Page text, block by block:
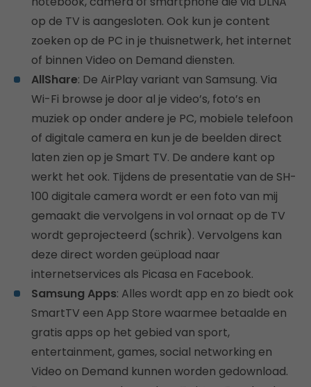
op de TV is aangesloten. Ook kun je content
zoeken op de PC in je thuisnetwerk, het internet
of binnen Video on Demand diensten.
AllShare: De AirPlay variant van Samsung. Via
Wi-Fi browse je door al je video’s, foto’s en
muziek op onder andere je PC, mobiele telefoon
of digitale camera en kun je de beelden direct
laten zien op je Smart TV. De andere kant op
werkt het ook. Tijdens de presentatie van de SH-
100 digitale camera wordt er een foto van mij
gemaakt die vervolgens in vol ornaat op de TV
wordt geprojecteerd (schrik). Vervolgens kan
deze direct worden geüpload naar
internetservices als Picasa en Facebook.
Samsung Apps: Alles wordt app en zo biedt ook
SmartTV een App Store waarmee betaalde en
gratis apps op het gebied van sport,
entertainment, games, social networking en
Video on Demand kunnen worden gedownload.